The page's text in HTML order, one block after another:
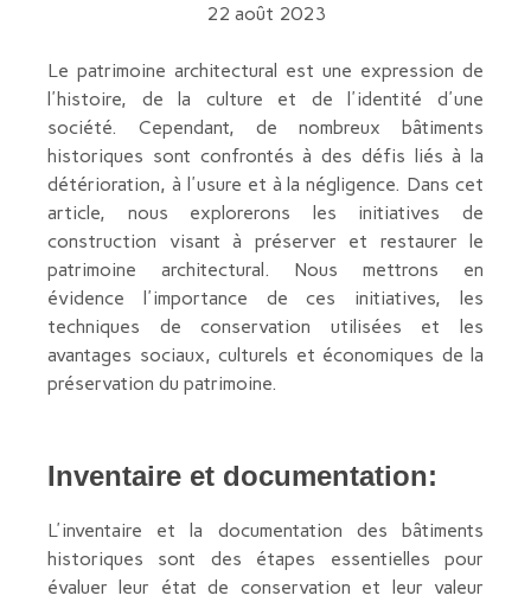
22 août 2023
Le patrimoine architectural est une expression de
l'histoire, de la culture et de l'identité d'une
société. Cependant, de nombreux bâtiments
historiques sont confrontés à des défis liés à la
détérioration, à l'usure et à la négligence. Dans cet
article, nous explorerons les initiatives de
construction visant à préserver et restaurer le
patrimoine architectural. Nous mettrons en
évidence l'importance de ces initiatives, les
techniques de conservation utilisées et les
avantages sociaux, culturels et économiques de la
préservation du patrimoine.
Inventaire et documentation:
L'inventaire et la documentation des bâtiments
historiques sont des étapes essentielles pour
évaluer leur état de conservation et leur valeur